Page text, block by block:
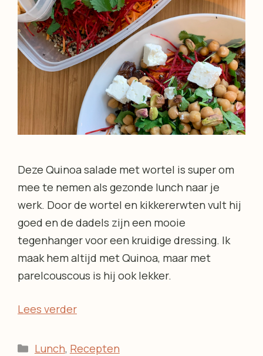
Deze Quinoa salade met wortel is super om
mee te nemen als gezonde lunch naar je
werk. Door de wortel en kikkererwten vult hij
goed en de dadels zijn een mooie
tegenhanger voor een kruidige dressing. Ik
maak hem altijd met Quinoa, maar met
parelcouscous is hij ook lekker.
Lees verder
Categorieën
Lunch, Recepten